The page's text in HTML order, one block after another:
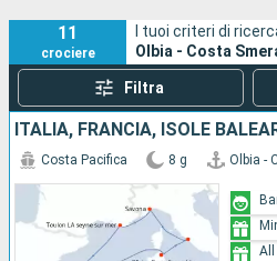
11
crociere
I tuoi criteri di
Olbia - Costa
Filtra
Costa Pacifica 8 g Olbia -